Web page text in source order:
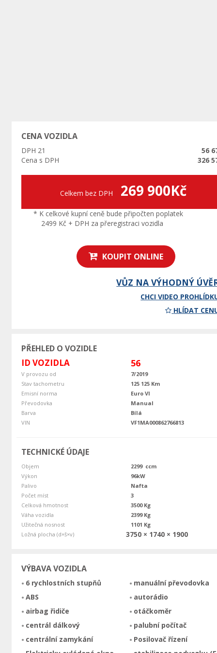
CENA VOZIDLA
DPH 21
56
Cena s DPH
326
Celkem bez DPH 269 900Kč
* K celkové kupní ceně bude připočten poplatek
2499 Kč + DPH za přeregistraci vozidla
KOUPIT ONLINE
VŮZ NA VÝHODNÝ
CHCI VIDEO
HLÍDAT
PŘEHLED O VOZIDLE
ID VOZIDLA 56
V provozu od
7/2019
Stav tachometru
125 125 Km
Emisní norma
Euro VI
Převodovka
Manual
Barva
Bílá
VIN
VF1MA000862766813
TECHNICKÉ ÚDAJE
Objem
2299 ccm
Výkon
96kW
Palivo
Nafta
Počet míst
3
Celková hmotnost
3500 Kg
Váha vozidla
2399 Kg
Užitečná nosnost
1101 Kg
Ložná plocha (d×š×v)
3750 × 1740 × 1900
VÝBAVA VOZIDLA
6 rychlostních stupňů
ABS
airbag řidiče
centrál dálkový
centrální zamykání
manuální převodovka
autorádio
otáčkoměr
palubní počítač
Posilovač řízení